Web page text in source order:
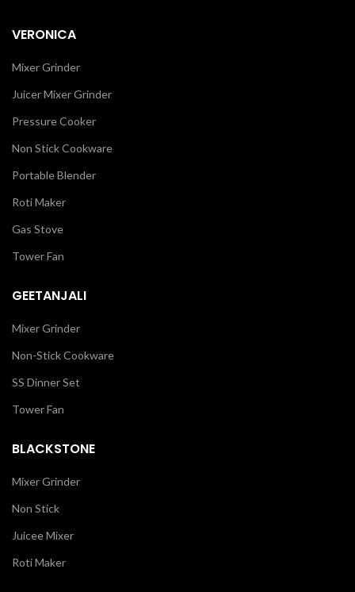
VERONICA
Mixer Grinder
Juicer Mixer Grinder
Pressure Cooker
Non Stick Cookware
Portable Blender
Roti Maker
Gas Stove
Tower Fan
GEETANJALI
Mixer Grinder
Non-Stick Cookware
SS Dinner Set
Tower Fan
BLACKSTONE
Mixer Grinder
Non Stick
Juicee Mixer
Roti Maker